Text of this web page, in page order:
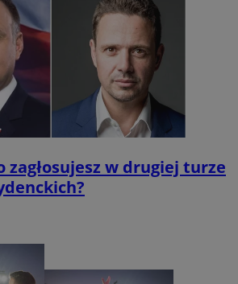
zagłosujesz w drugiej turze